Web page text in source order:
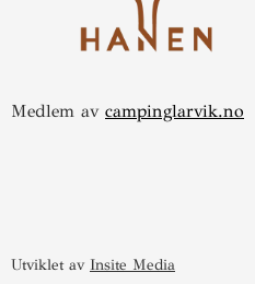
Medlem av campinglarvik.no
Utviklet av Insite Media